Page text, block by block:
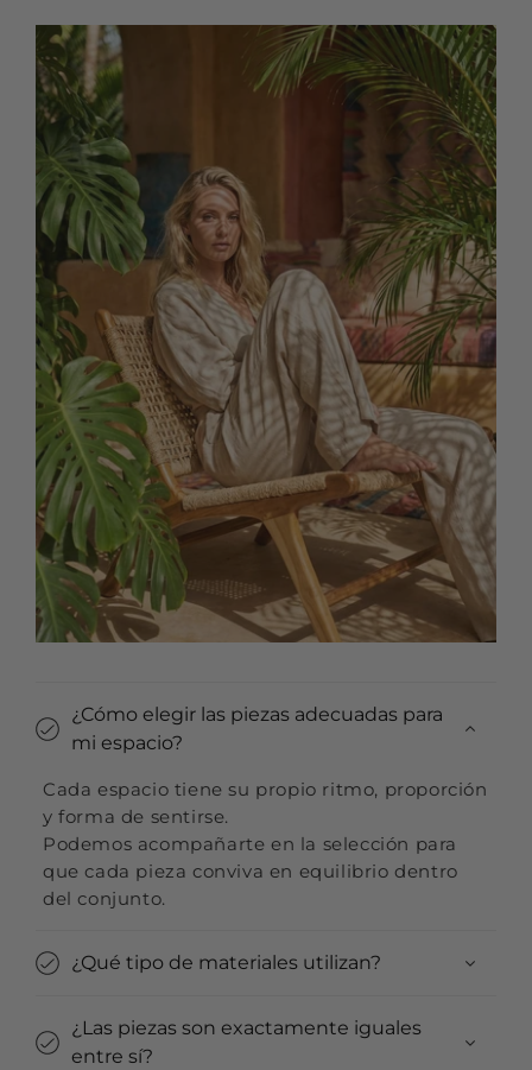
¿Cómo elegir las piezas adecuadas para
mi espacio?
Cada espacio tiene su propio ritmo, proporción
y forma de sentirse.
Podemos acompañarte en la selección para
que cada pieza conviva en equilibrio dentro
del conjunto.
¿Qué tipo de materiales utilizan?
¿Las piezas son exactamente iguales
entre sí?